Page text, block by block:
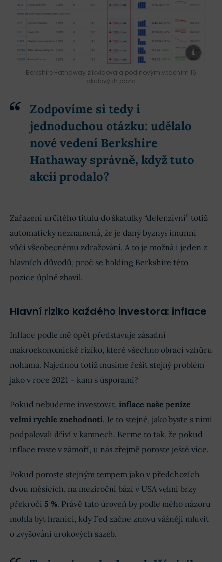
Berkshire Hathaway zlikvidovala pod novým vedením 16
akciových pozic
Zodpovíme si tedy i
jednoduchou otázku: udělalo
nové vedení Berkshire
Hathaway správně, když tuto
akcii prodalo?
Zařazení určitého titulu do škatulky “defenzivní” totiž
automaticky neznamená, že je daný byznys imunní
vůči všeobecnému zdražování. A to je možná i jeden z
hlavních důvodů, proč se holding Berkshire této
pozice úplně zbavil.
Hlavní riziko každého investora: inflace
Inflace podle mě opět představuje zásadní
makroekonomické riziko, které všechno obrací vzhůru
nohama. Najednou totiž musíme řešit stejný problém
jako v roce 2021 – kam s úsporami?
Pokud nebudeme investovat, inflace naše peníze
velmi rychle znehodnotí. Je to stejné, jako byste s nimi
podpalovali dříví v kamnech. Berme to tak, že pokud
inflace roste v zámoří, u nás zřejmě poroste ještě více.
Pokud poroste stejným tempem jako v předchozích
dvou měsících, na meziroční bázi v USA velmi brzy
překročí 5 %. Právě tato úroveň by podle mého názoru
mohla být hranicí, kdy Fed začne znovu vážněji mluvit
o zvyšování úrokových sazeb.